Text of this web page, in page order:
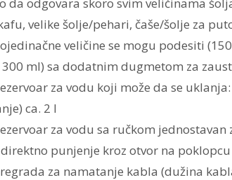
velike šolje/pehari, čaše/šolje za
veličine se mogu podesiti
ml) sa dodatnim dugmetom za
za vodu koji može da se
ca. 2 l
za vodu sa ručkom
punjenje kroz otvor na poklopcu
za namatanje kabla (dužina